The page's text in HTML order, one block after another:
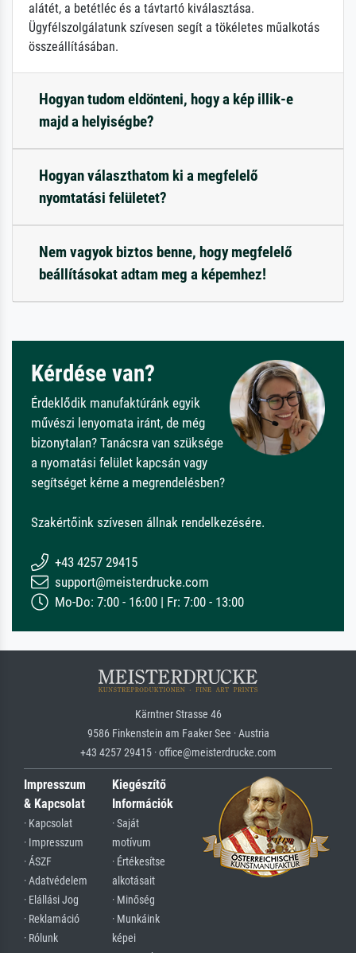
alátét, a betétléc és a távtartó kiválasztása.
Ügyfélszolgálatunk szívesen segít a tökéletes műalkotás
összeállításában.
Hogyan tudom eldönteni, hogy a kép illik-e
majd a helyiségbe?
Hogyan választhatom ki a megfelelő
nyomtatási felületet?
Nem vagyok biztos benne, hogy megfelelő
beállításokat adtam meg a képemhez!
Kérdése van?
Érdeklődik manufaktúránk egyik
művészi lenyomata iránt, de még
bizonytalan? Tanácsra van szüksége
a nyomatási felület kapcsán vagy
segítséget kérne a megrendelésben?
Szakértőink szívesen állnak rendelkezésére.
+43 4257 29415
support@meisterdrucke.com
Mo-Do: 7:00 - 16:00 | Fr: 7:00 - 13:00
Kärntner Strasse 46
9586 Finkenstein am Faaker See · Austria
+43 4257 29415 · office@meisterdrucke.com
Impresszum
& Kapcsolat
· Kapcsolat
· Impresszum
· ÁSZF
· Adatvédelem
· Elállási Jog
· Reklamáció
· Rólunk
Kiegészítő
Információk
· Saját
motívum
· Értékesítse
alkotásait
· Minőség
· Munkáink
képei